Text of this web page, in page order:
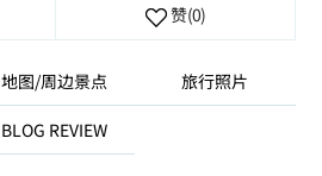
赞(0)
地图/周边景点 旅行照片
BLOG REVIEW